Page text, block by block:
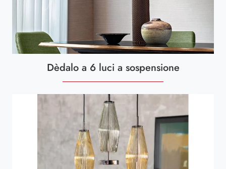
Dèdalo a 6 luci a sospensione